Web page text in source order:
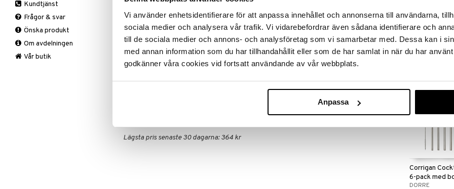
Vi använder enhetsidentifierare för att anpassa innehållet och annonserna till användarna,
sociala medier och analysera vår trafik. Vi vidarebefordrar även sådana identifierare och
till de sociala medier och annons- och analysföretag som vi samarbetar med. Dessa kan i
med annan information som du har tillhandahållit eller som de har samlat in när du har
godkänner våra cookies vid fortsatt användande av vår webbplats.
Anpassa
Noè Wine Bottle Stopper av Giulio Iacchetti. Denna kork passar både vin och
champagneflaskor. Den är gjord i rostfritt stål och har gummi inuti för att stänga till
ordentligt. Enkelt att använda, sätt på den genom att trycka till och vrid åt klockans
håll. Tillverkad i Italien.
Material: Rostfritt stål, gummi inuti
Lägsta pris senaste 30 dagarna: 364 kr
Connor
DORRE
318 kr
Corrigan
6-pack med
DORRE
Bäddset
Kuddar & Täcken
Lakan & Örngott
Tillbehör
Filtar & Plädar
Kökstextilier
Mattor
Övrigt
Prydnadskuddar
Friluftsliv
Grill & Grilltillbehör
Krukor
Mygg- & insektsskydd
Picknick
Kundtjänst
Frågor & svar
Önska produkt
Om avdelningen
Vår butik